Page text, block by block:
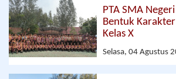
PTA SMA
Bentuk
Kelas X
Selasa, 04 Agustus